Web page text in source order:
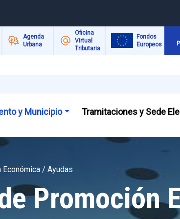
Agenda
Urbana
Oficina
Virtual
Tributaria
Fondos
Europeos
y Municipio Tramitaciones y Sede
/ Ayudas
Promoción